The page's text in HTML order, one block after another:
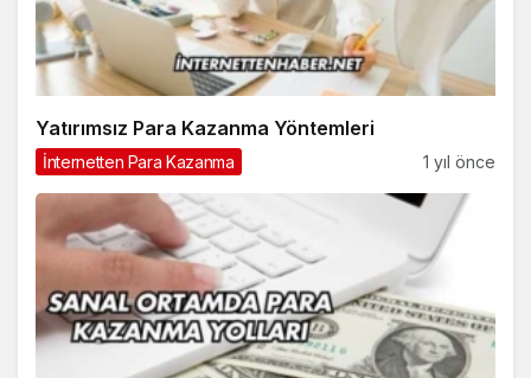
Yatırımsız Para Kazanma Yöntemleri
İnternetten Para Kazanma 1 yıl önce